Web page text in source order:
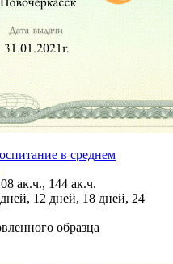
в среднем
ак.ч., 144 ак.ч.
12 дней, 18 дней, 24
образца